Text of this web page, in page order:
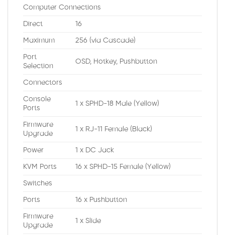
Computer Connections
Direct 16
Maximum 256 (via Cascade)
Port
Selection
OSD, Hotkey, Pushbutton
Connectors
Console
Ports
1 x SPHD-18 Male (Yellow)
Firmware
Upgrade
1 x RJ-11 Female (Black)
Power 1 x DC Jack
KVM Ports 16 x SPHD-15 Female (Yellow)
Switches
Ports 16 x Pushbutton
Firmware
Upgrade
1 x Slide